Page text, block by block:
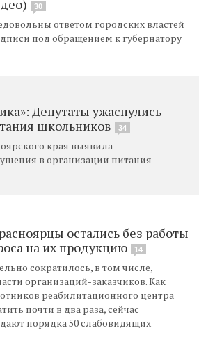
30
ответом городских властей
под обращением к губернатору
Депутаты ужаснулись
школьников
34
края выявила
в организации питания
остались без работы
на их продукцию
14
сократилось, в том числе,
организаций-заказчиков. Как
реабилитационного центра
почти в два раза, сейчас
порядка 50 слабовидящих